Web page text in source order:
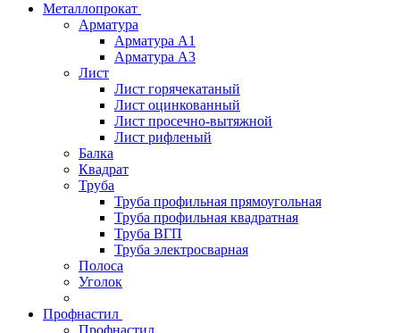
Металлопрокат
Арматура
Арматура А1
Арматура А3
Лист
Лист горячекатаный
Лист оцинкованный
Лист просечно-вытяжной
Лист рифленый
Балка
Квадрат
Труба
Труба профильная прямоугольная
Труба профильная квадратная
Труба ВГП
Труба электросварная
Полоса
Уголок
Профнастил
Профнастил